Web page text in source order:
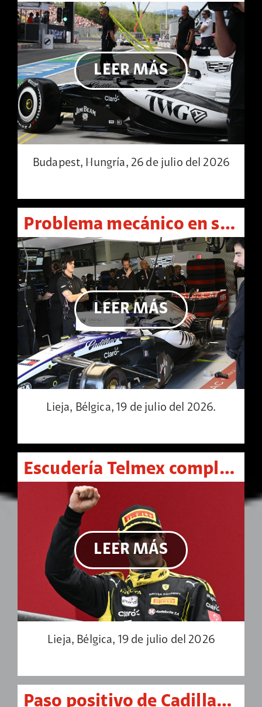
LEER MÁS
Budapest, Hungría, 26 de julio del 2026
Problema mecánico en suspensión da al traste con carrera de Sergio Pérez en Spa
LEER MÁS
Lieja, Bélgica, 19 de julio del 2026.
Escudería Telmex completa el doblete en Spa con triunfo desde la pole de Rafael Cámara
LEER MÁS
Lieja, Bélgica, 19 de julio del 2026
Paso positivo de Cadillac F1, Sergio Pérez y Valtteri Bottas tras el GP de Gran Bretaña